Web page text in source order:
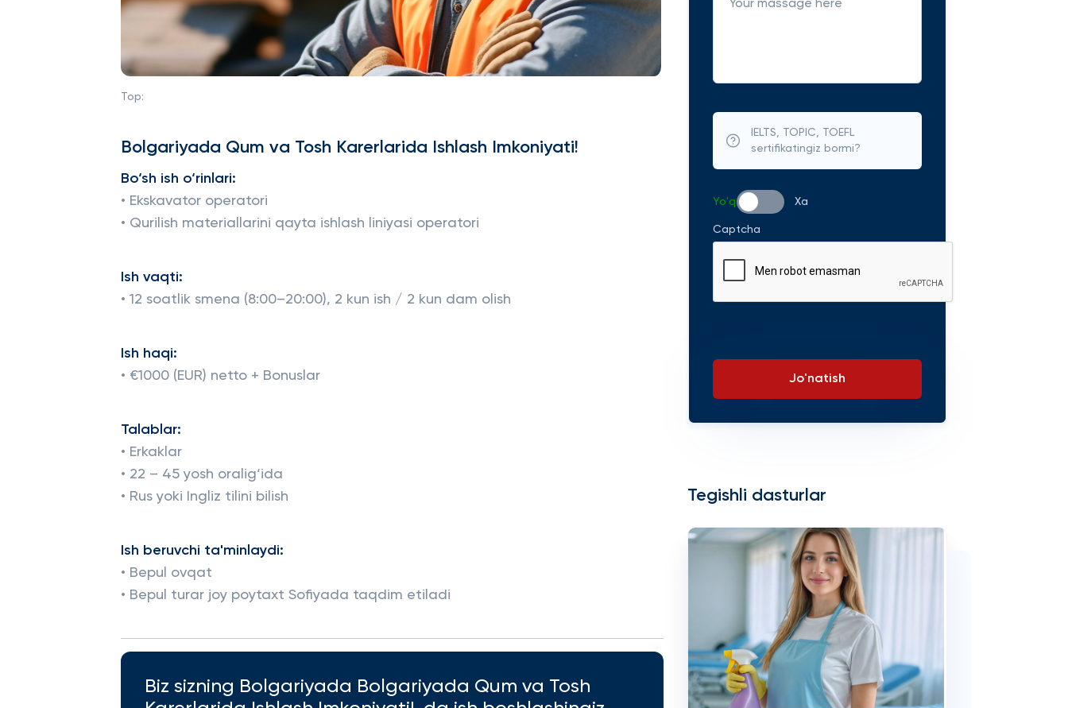
Top:
Bolgariyada Qum va Tosh Karerlarida Ishlash Imkoniyati!
Bo‘sh ish o‘rinlari:
• Ekskavator operatori
• Qurilish materiallarini qayta ishlash liniyasi operatori
Ish vaqti:
• 12 soatlik smena (8:00–20:00), 2 kun ish / 2 kun dam olish
Ish haqi:
• €1000 (EUR) netto + Bonuslar
Talablar:
• Erkaklar
• 22 – 45 yosh oralig‘ida
• Rus yoki Ingliz tilini bilish
Ish beruvchi ta'minlaydi:
• Bepul ovqat
• Bepul turar joy poytaxt Sofiyada taqdim etiladi
Biz sizning Bolgariyada Bolgariyada Qum va Tosh
IELTS, TOPIC, TOEFL
sertifikatingiz bormi?
Yo'q Xa
Captcha
Jo'natish
Tegishli dasturlar